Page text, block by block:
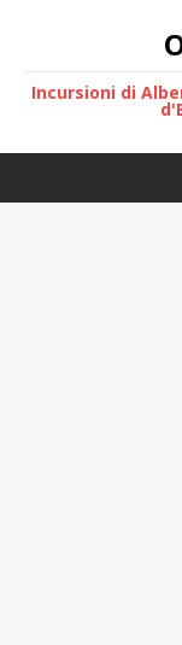
Incursioni di